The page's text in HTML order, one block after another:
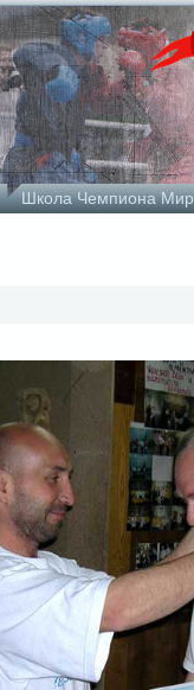
Школа Чемпиона